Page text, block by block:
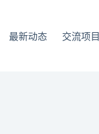
最新动态 交流项目